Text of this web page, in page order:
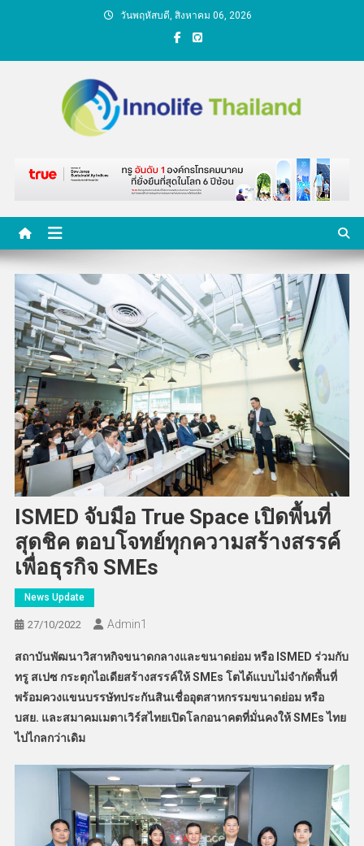
วันพฤหัสบดี, สิงหาคม 06, 2026
คนกับความคิด ชีวิตกับ
นวัตกรรม
ISMED จับมือ True Space เปิดพื้นที่
สุดชิค ตอบโจทย์ทุกความสร้างสรรค์
เพื่อธุรกิจ SMEs
News Update
27/10/2022 Admin​1
สถาบันพัฒนาวิสาหกิจขนาดกลางและขนาดย่อม หรือ ISMED ร่วมกับ
ทรู สเปซ กระตุกไอเดียสร้างสรรค์ให้ SMEs โตได้แบบไม่จำกัดพื้นที่
พร้อมควงแขนบรรษัทประกันสินเชื่ออุตสาหกรรมขนาดย่อม หรือ
บสย. และสมาคมเมตาเวิร์สไทยเปิดโลกอนาคตที่มั่นคงให้ SMEs ไทย
ไปไกลกว่าเดิม